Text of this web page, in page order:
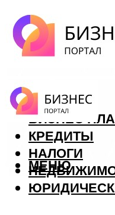
ФОРЕКС
БИЗНЕС
КРЕДИТЫ
НАЛОГИ
МЕНЮ